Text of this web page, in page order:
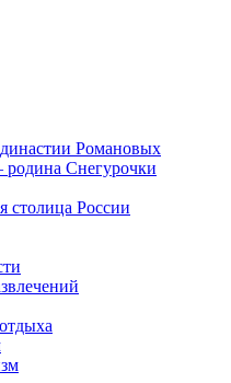
Романовых
родина Снегурочки
столица России